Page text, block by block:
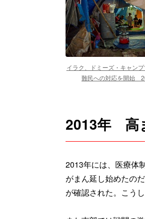
イラク、ドミーズ・キャン
難民への対応を開始
2013年 高
2013年には、医療体
がまん延し始めたの
が確認された。こう